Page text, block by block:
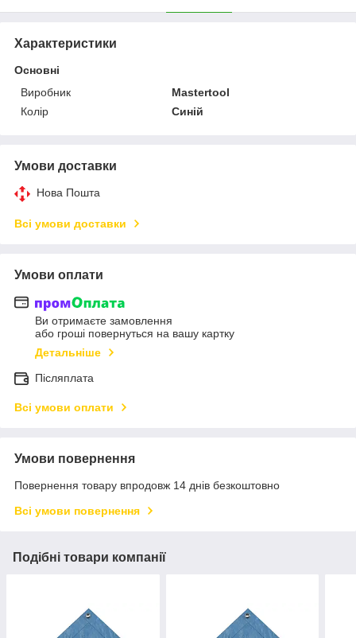
Характеристики
Основні
Виробник
Mastertool
Колір
Синій
Умови доставки
Нова Пошта
Всі умови доставки
Умови оплати
Ви отримаєте замовлення
або гроші повернуться на вашу картку
Детальніше
Післяплата
Всі умови оплати
Умови повернення
Повернення товару впродовж 14 днів безкоштовно
Всі умови повернення
Подібні товари компанії